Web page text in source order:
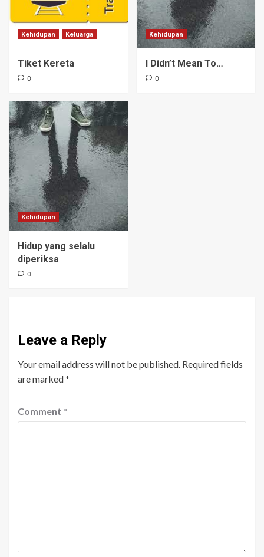
Kehidupan Keluarga
Tiket Kereta
0
Kehidupan
I Didn’t Mean To…
0
Kehidupan
Hidup yang selalu
diperiksa
0
Leave a Reply
Your email address will not be published. Required fields
are marked*
Comment *